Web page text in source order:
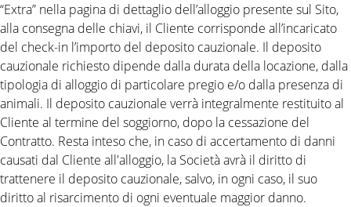
“Extra” nella pagina di dettaglio dell’alloggio presente sul Sito,
alla consegna delle chiavi, il Cliente corrisponde all’incaricato
del check-in l’importo del deposito cauzionale. Il deposito
cauzionale richiesto dipende dalla durata della locazione, dalla
tipologia di alloggio di particolare pregio e/o dalla presenza di
animali. Il deposito cauzionale verrà integralmente restituito al
Cliente al termine del soggiorno, dopo la cessazione del
Contratto. Resta inteso che, in caso di accertamento di danni
causati dal Cliente all'alloggio, la Società avrà il diritto di
trattenere il deposito cauzionale, salvo, in ogni caso, il suo
diritto al risarcimento di ogni eventuale maggior danno.